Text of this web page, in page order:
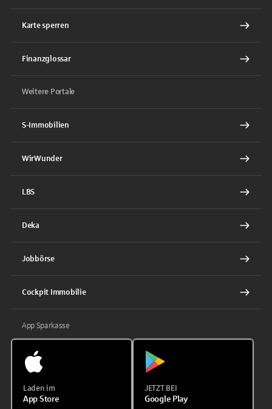
Karte sperren
Finanzglossar
Weitere Portale
S-Immobilien
WirWunder
LBS
Deka
Jobbörse
Cockpit Immobilie
App Sparkasse
Laden im
App Store
JETZT BEI
Google Play